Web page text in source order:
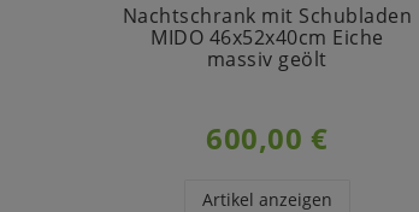
Nachtschrank mit Schubladen
MIDO 46x52x40cm Eiche
massiv geölt
600,00 €
Artikel anzeigen